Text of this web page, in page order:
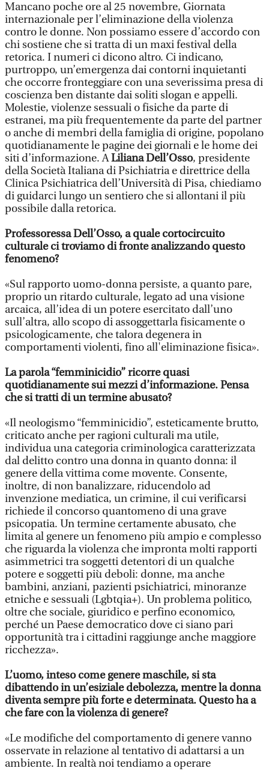
Mancano poche ore al 25 novembre, Giornata
internazionale per l’eliminazione della violenza
contro le donne. Non possiamo essere d’accordo con
chi sostiene che si tratta di un maxi festival della
retorica. I numeri ci dicono altro. Ci indicano,
purtroppo, un’emergenza dai contorni inquietanti
che occorre fronteggiare con una severissima presa di
coscienza ben distante dai soliti slogan e appelli.
Molestie, violenze sessuali o fisiche da parte di
estranei, ma più frequentemente da parte del partner
o anche di membri della famiglia di origine, popolano
quotidianamente le pagine dei giornali e le home dei
siti d’informazione. ALiliana Dell’Osso, presidente
della Società Italiana di Psichiatria e direttrice della
Clinica Psichiatrica dell’Università di Pisa, chiediamo
di guidarci lungo un sentiero che si allontani il più
possibile dalla retorica.
Professoressa Dell’Osso, a quale cortocircuito
culturale ci troviamo di fronte analizzando questo
fenomeno?
«Sul rapporto uomo-donna persiste, a quanto pare,
proprio un ritardo culturale, legato ad una visione
arcaica, all’idea di un potere esercitato dall’uno
sull’altra, allo scopo di assoggettarla fisicamente o
psicologicamente, che talora degenera in
comportamenti violenti, fino all'eliminazione fisica».
La parola “femminicidio” ricorre quasi
quotidianamente sui mezzi d’informazione. Pensa
che si tratti di un termine abusato?
«Il neologismo “femminicidio”, esteticamente brutto,
criticato anche per ragioni culturali ma utile,
individua una categoria criminologica caratterizzata
dal delitto contro una donna in quanto donna: il
genere della vittima come movente. Consente,
inoltre, di non banalizzare, riducendolo ad
invenzione mediatica, un crimine, il cui verificarsi
richiede il concorso quantomeno di una grave
psicopatia. Un termine certamente abusato, che
limita al genere un fenomeno più ampio e complesso
che riguarda la violenza che impronta molti rapporti
asimmetrici tra soggetti detentori di un qualche
potere e soggetti più deboli: donne, ma anche
bambini, anziani, pazienti psichiatrici, minoranze
etniche e sessuali (Lgbtqia+). Un problema politico,
oltre che sociale, giuridico e perfino economico,
perché un Paese democratico dove ci siano pari
opportunità tra i cittadini raggiunge anche maggiore
ricchezza».
L’uomo, inteso come genere maschile, si sta
dibattendo in un’esiziale debolezza, mentre la donna
diventa sempre più forte e determinata. Questo ha a
che fare con la violenza di genere?
«Le modifiche del comportamento di genere vanno
osservate in relazione al tentativo di adattarsi a un
ambiente. In realtà noi tendiamo a operare